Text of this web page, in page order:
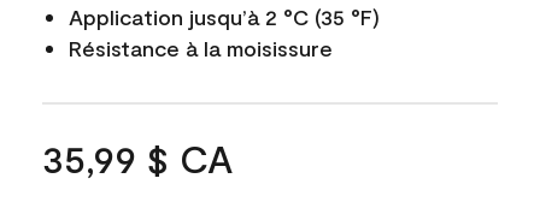
Application jusqu’à 2 °C (35 °F)
Résistance à la moisissure
35,99 $ CA